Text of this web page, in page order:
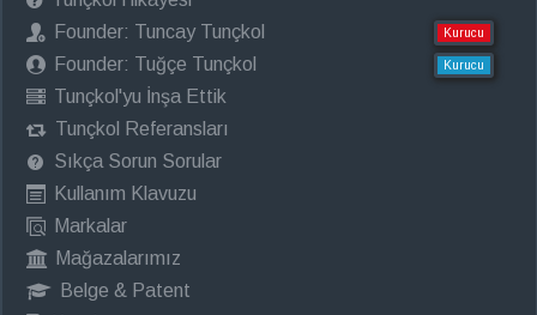
Founder: Tuncay Tunçkol
Kurucu
Founder: Tuğçe Tunçkol Kurucu
Tunçkol'yu İnşa Ettik
Tunçkol Referansları
Sıkça Sorun Sorular
Kullanım Klavuzu
Markalar
Mağazalarımız
Belge & Patent